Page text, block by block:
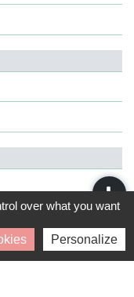
over what you want
Personalize